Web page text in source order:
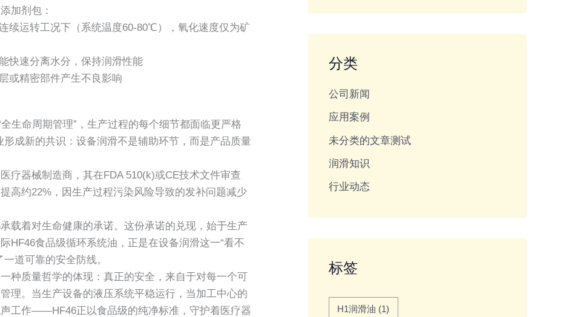
加剂包：
续运转工况下（系统温度60-80℃），氧化速度仅为矿
快速分离水分，保持润滑性能
或精密部件产生不良影响
生命周期管理”，生产过程的每个细节都面临更严格
成新的共识：设备润滑不是辅助环节，而是产品质量
疗器械制造商，其在FDA 510(k)或CE技术文件审查
高约22%，因生产过程污染风险导致的发补问题减少
载着对生命健康的承诺。这份承诺的兑现，始于生产
HF46食品级循环系统油，正是在设备润滑这一“看不
道可靠的安全防线。
种质量哲学的体现：真正的安全，来自于对每一个可
理。当生产设备的液压系统平稳运行，当加工中心的
工作——HF46正以食品级的纯净标准，守护着医疗器
分类
公司新闻
应用案例
未分类的文章测试
润滑知识
行业动态
标签
H1润滑油 (1)